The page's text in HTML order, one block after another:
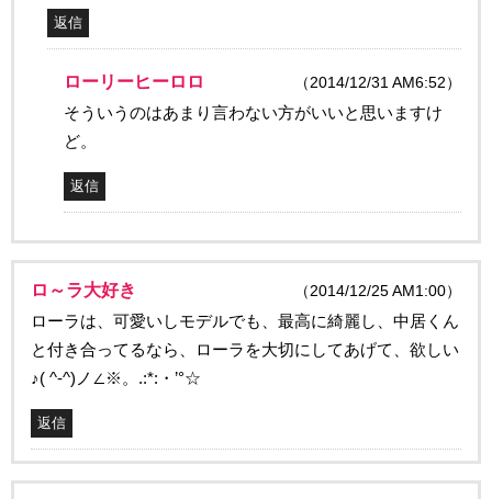
返信
ローリーヒーロロ （2014/12/31 AM6:52）
そういうのはあまり言わない方がいいと思いますけ
ど。
返信
ロ～ラ大好き （2014/12/25 AM1:00）
ローラは、可愛いしモデルでも、最高に綺麗し、中居くん
と付き合ってるなら、ローラを大切にしてあげて、欲しい
♪( ^-^)ノ∠※。.:*:・’°☆
返信